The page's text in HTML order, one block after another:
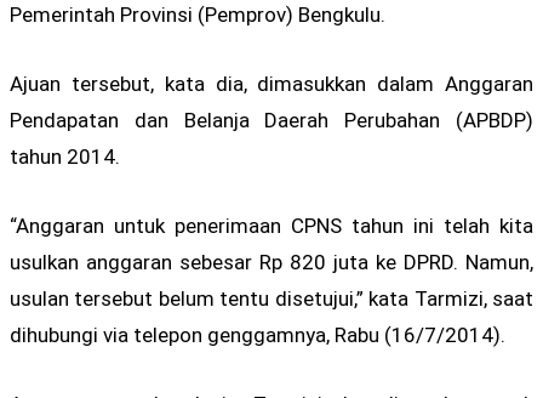
Pemerintah Provinsi (Pemprov) Bengkulu.
Ajuan tersebut, kata dia, dimasukkan dalam Anggaran
Pendapatan dan Belanja Daerah Perubahan (APBDP)
tahun 2014.
“Anggaran untuk penerimaan CPNS tahun ini telah kita
usulkan anggaran sebesar Rp 820 juta ke DPRD. Namun,
usulan tersebut belum tentu disetujui,” kata Tarmizi, saat
dihubungi via telepon genggamnya, Rabu (16/7/2014).